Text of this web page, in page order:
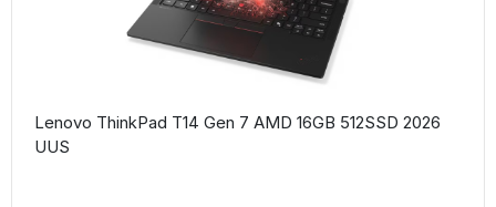
Lenovo ThinkPad T14 Gen 7 AMD 16GB 512SSD 2026
UUS